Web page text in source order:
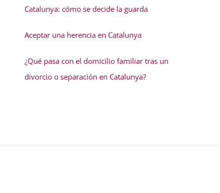
Catalunya: cómo se decide la guarda
Aceptar una herencia en Catalunya
¿Qué pasa con el domicilio familiar tras un
divorcio o separación en Catalunya?